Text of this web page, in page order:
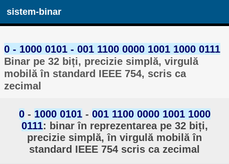
sistem-binar
0 - 1000 0101 - 001 1100 0000 1001 1000 0111
Binar pe 32 biți, precizie simplă, virgulă
mobilă în standard IEEE 754, scris ca
zecimal
0- 1000 0101- 001 1100 0000 1001 1000
0111: binar în reprezentarea pe 32 biți,
precizie simplă, în virgulă mobilă în
standard IEEE 754 scris ca zecimal